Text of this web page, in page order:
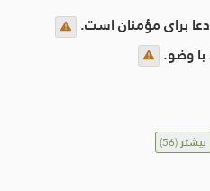
برای مؤمنان است.
وضو.
بیشتر(56)